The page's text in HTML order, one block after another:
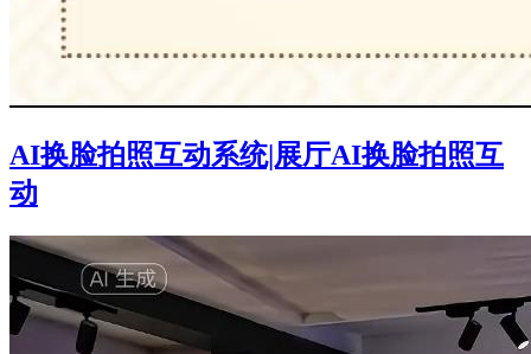
AI换脸拍照互动系统|展厅AI换脸拍照互
动